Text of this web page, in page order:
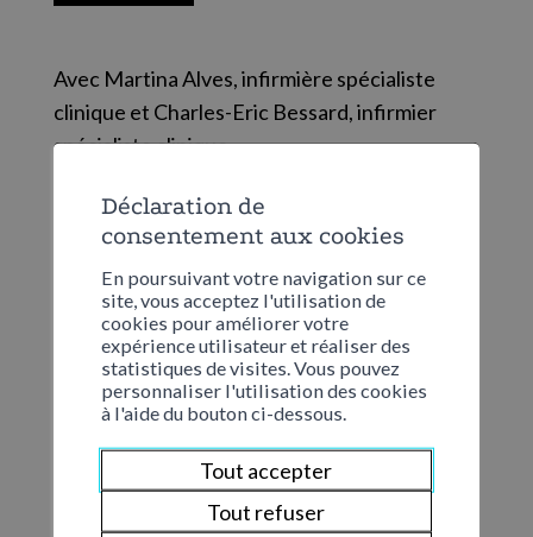
Avec Martina Alves, infirmière spécialiste
clinique et Charles-Eric Bessard, infirmier
spécialiste clinique
Soirée à thème "Et si on parlait psy..."
Date
Mardi 18 juin 2024
Déclaration de
consentement aux cookies
En poursuivant votre navigation sur ce
site, vous acceptez l'utilisation de
cookies pour améliorer votre
expérience utilisateur et réaliser des
statistiques de visites. Vous pouvez
personnaliser l'utilisation des cookies
à l'aide du bouton ci-dessous.
Tout accepter
Tout refuser